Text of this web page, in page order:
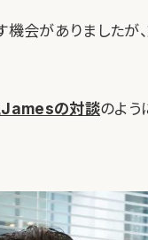
会がありましたが
Jamesの対談のよう